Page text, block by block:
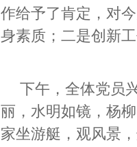
作给予了肯定，对
身素质；二是创新
下午，全体党员
丽，水明如镜，杨
家坐游艇，观风景